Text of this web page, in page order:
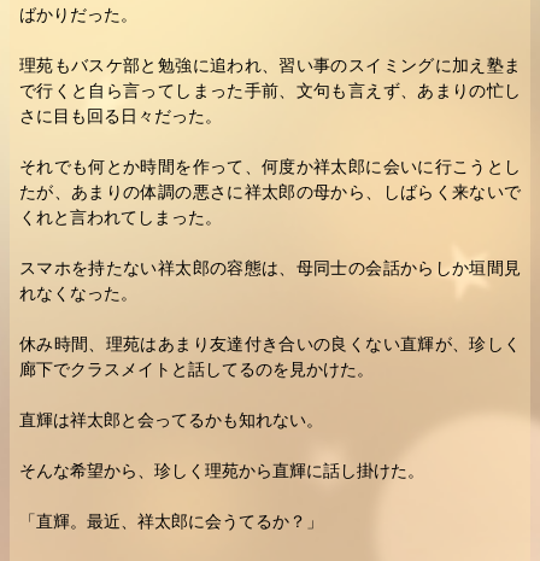
ばかりだった。
理苑もバスケ部と勉強に追われ、習い事のスイミングに加え塾ま
で行くと自ら言ってしまった手前、文句も言えず、あまりの忙し
さに目も回る日々だった。
それでも何とか時間を作って、何度か祥太郎に会いに行こうとし
たが、あまりの体調の悪さに祥太郎の母から、しばらく来ないで
くれと言われてしまった。
スマホを持たない祥太郎の容態は、母同士の会話からしか垣間見
れなくなった。
休み時間、理苑はあまり友達付き合いの良くない直輝が、珍しく
廊下でクラスメイトと話してるのを見かけた。
直輝は祥太郎と会ってるかも知れない。
そんな希望から、珍しく理苑から直輝に話し掛けた。
「直輝。最近、祥太郎に会うてるか？」